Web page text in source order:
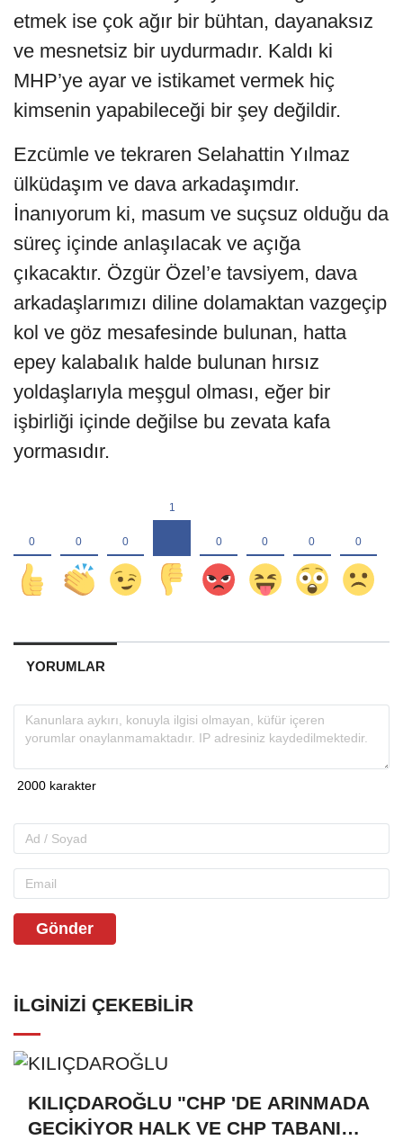
etmek ise çok ağır bir bühtan, dayanaksız
ve mesnetsiz bir uydurmadır. Kaldı ki
MHP’ye ayar ve istikamet vermek hiç
kimsenin yapabileceği bir şey değildir.
Ezcümle ve tekraren Selahattin Yılmaz
ülküdaşım ve dava arkadaşımdır.
İnanıyorum ki, masum ve suçsuz olduğu da
süreç içinde anlaşılacak ve açığa
çıkacaktır. Özgür Özel’e tavsiyem, dava
arkadaşlarımızı diline dolamaktan vazgeçip
kol ve göz mesafesinde bulunan, hatta
epey kalabalık halde bulunan hırsız
yoldaşlarıyla meşgul olması, eğer bir
işbirliği içinde değilse bu zevata kafa
yormasıdır.
YORUMLAR
Gönder
İLGINIZI ÇEKEBILIR
KILIÇDAROĞLU "CHP 'DE ARINMADA
GECİKİYOR HALK VE CHP TABANI